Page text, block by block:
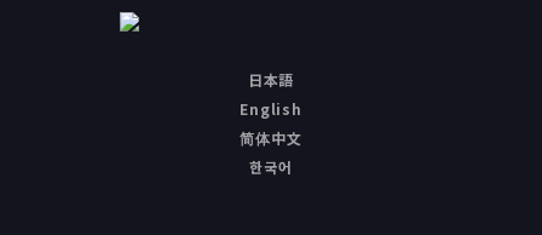
日本語
English
简体中文
한국어